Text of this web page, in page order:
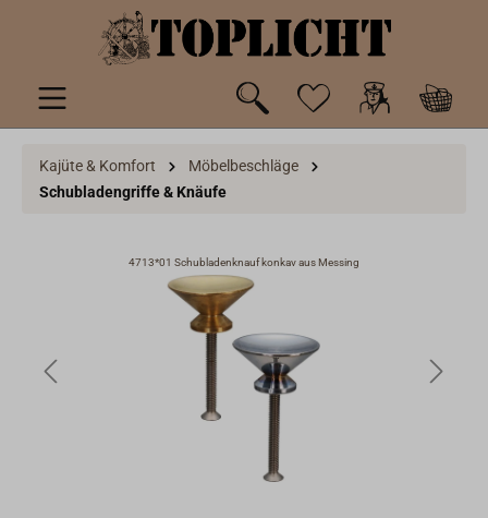
springen
Kajüte & Komfort
Möbelbeschläge
Schubladengriffe & Knäufe
4713*01 Schubladenknauf konkav aus Messing